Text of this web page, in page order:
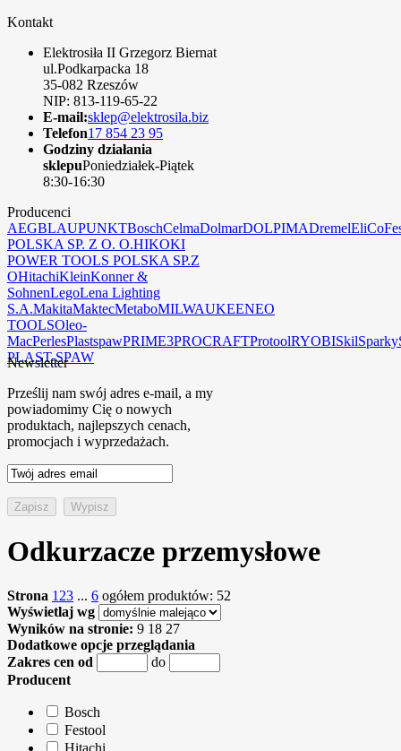
Kontakt
Elektrosiła II Grzegorz Biernat
ul.Podkarpacka 18
35-082 Rzeszów
NIP: 813-119-65-22
E-mail:sklep@elektrosila.biz
Telefon17 854 23 95
Godziny działania
sklepuPoniedziałek-Piątek
8:30-16:30
Producenci
AEGBLAUPUNKTBoschCelmaDolmarDOLPIMADremelEliCo
POLSKA SP. Z O. O.HIKOKI
POWER TOOLS POLSKA SP.Z
OHitachiKleinKonner &
SohnenLegoLena Lighting
S.A.MakitaMaktecMetaboMILWAUKEENEO
TOOLSOleo-
MacPerlesPlastspawPRIME3PROCRAFTProtoolRYOBISkilSparky
PLAST-SPAW
Newsletter
Prześlij nam swój adres e-mail, a my
powiadomimy Cię o nowych
produktach, najlepszych cenach,
promocjach i wyprzedażach.
Odkurzacze przemysłowe
Strona 1 23 ... 6 ogółem produktów: 52
Wyświetlaj wg
Wyników na stronie: 9 18 27
Dodatkowe opcje przeglądania
Zakres cen od
do
Producent
Bosch
Festool
Hitachi